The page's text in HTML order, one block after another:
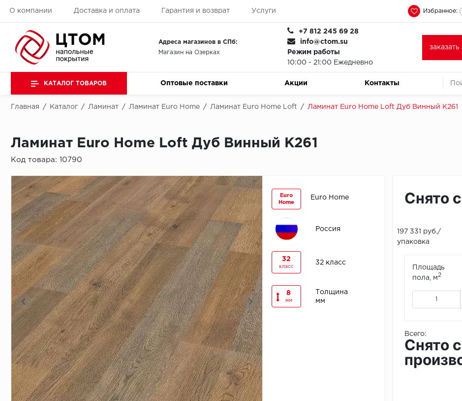
О компании Доставка и оплата Гарантия и возврат Услуги Избранное:
Адреса магазинов в СПб:
Магазин на Озерках
+7 812 245 69 28
info@ctom.su
Режим работы
10:00 - 21:00 Ежедневно
КАТАЛОГ ТОВАРОВ Оптовые поставки Акции Контакты
Главная / Каталог / Ламинат / Ламинат Euro Home / Ламинат Euro Home Loft / Ламинат Euro Home Loft Дуб Винный K261
Ламинат Euro Home Loft Дуб Винный K261
Код товара: 10790
Euro
Home
Euro Home
Россия
32
класс
32 класс
8
мм
Толщина
мм
Снято
197 331 руб./
упаковка
Площадь
пола, м2
Всего:
Снято с